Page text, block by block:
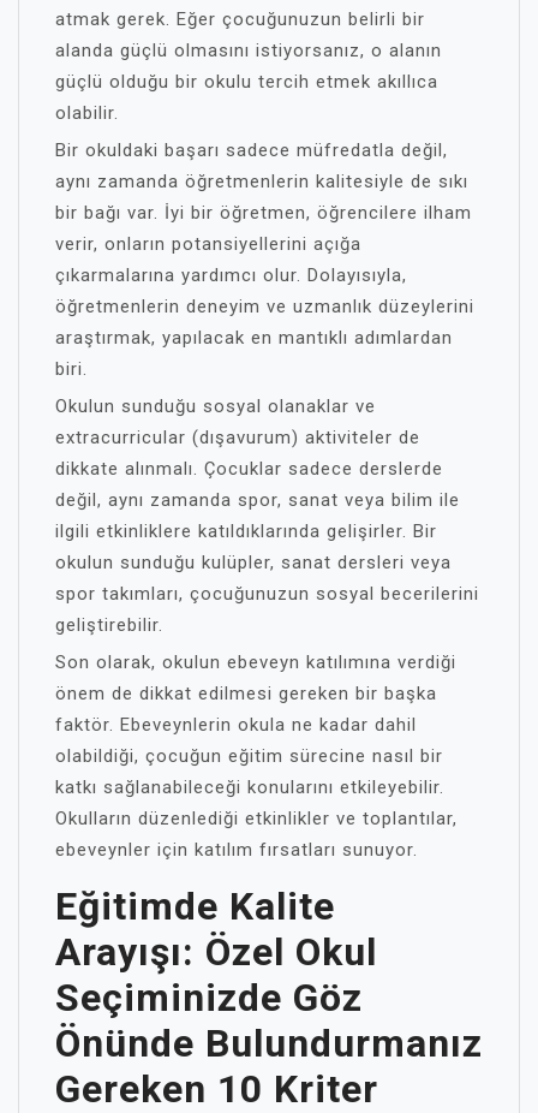
atmak gerek. Eğer çocuğunuzun belirli bir
alanda güçlü olmasını istiyorsanız, o alanın
güçlü olduğu bir okulu tercih etmek akıllıca
olabilir.
Bir okuldaki başarı sadece müfredatla değil,
aynı zamanda öğretmenlerin kalitesiyle de sıkı
bir bağı var. İyi bir öğretmen, öğrencilere ilham
verir, onların potansiyellerini açığa
çıkarmalarına yardımcı olur. Dolayısıyla,
öğretmenlerin deneyim ve uzmanlık düzeylerini
araştırmak, yapılacak en mantıklı adımlardan
biri.
Okulun sunduğu sosyal olanaklar ve
extracurricular (dışavurum) aktiviteler de
dikkate alınmalı. Çocuklar sadece derslerde
değil, aynı zamanda spor, sanat veya bilim ile
ilgili etkinliklere katıldıklarında gelişirler. Bir
okulun sunduğu kulüpler, sanat dersleri veya
spor takımları, çocuğunuzun sosyal becerilerini
geliştirebilir.
Son olarak, okulun ebeveyn katılımına verdiği
önem de dikkat edilmesi gereken bir başka
faktör. Ebeveynlerin okula ne kadar dahil
olabildiği, çocuğun eğitim sürecine nasıl bir
katkı sağlanabileceği konularını etkileyebilir.
Okulların düzenlediği etkinlikler ve toplantılar,
ebeveynler için katılım fırsatları sunuyor.
Eğitimde Kalite
Arayışı: Özel Okul
Seçiminizde Göz
Önünde Bulundurmanız
Gereken 10 Kriter